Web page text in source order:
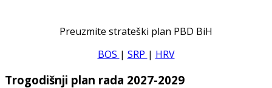
Preuzmite strateški plan PBD BiH
BOS | SRP | HRV
Trogodišnji plan rada 2027-2029